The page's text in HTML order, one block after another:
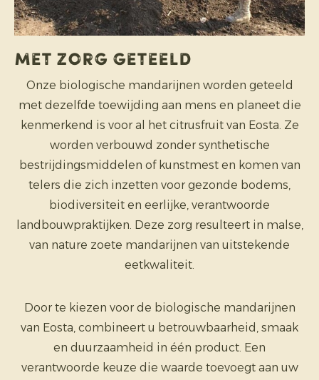
Met zorg geteeld
Onze biologische mandarijnen worden geteeld
met dezelfde toewijding aan mens en planeet die
kenmerkend is voor al het citrusfruit van Eosta. Ze
worden verbouwd zonder synthetische
bestrijdingsmiddelen of kunstmest en komen van
telers die zich inzetten voor gezonde bodems,
biodiversiteit en eerlijke, verantwoorde
landbouwpraktijken. Deze zorg resulteert in malse,
van nature zoete mandarijnen van uitstekende
eetkwaliteit.
Door te kiezen voor de biologische mandarijnen
van Eosta, combineert u betrouwbaarheid, smaak
en duurzaamheid in één product. Een
verantwoorde keuze die waarde toevoegt aan uw